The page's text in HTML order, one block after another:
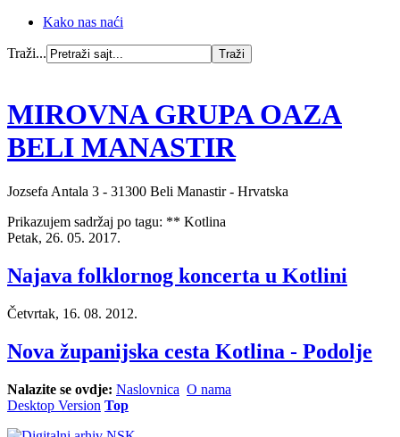
Kako nas naći
Traži...
MIROVNA GRUPA OAZA
BELI MANASTIR
Jozsefa Antala 3 - 31300 Beli Manastir - Hrvatska
Prikazujem sadržaj po tagu: ** Kotlina
Petak, 26. 05. 2017.
Najava folklornog koncerta u Kotlini
Četvrtak, 16. 08. 2012.
Nova županijska cesta Kotlina - Podolje
Nalazite se ovdje: Naslovnica O nama
Desktop Version Top